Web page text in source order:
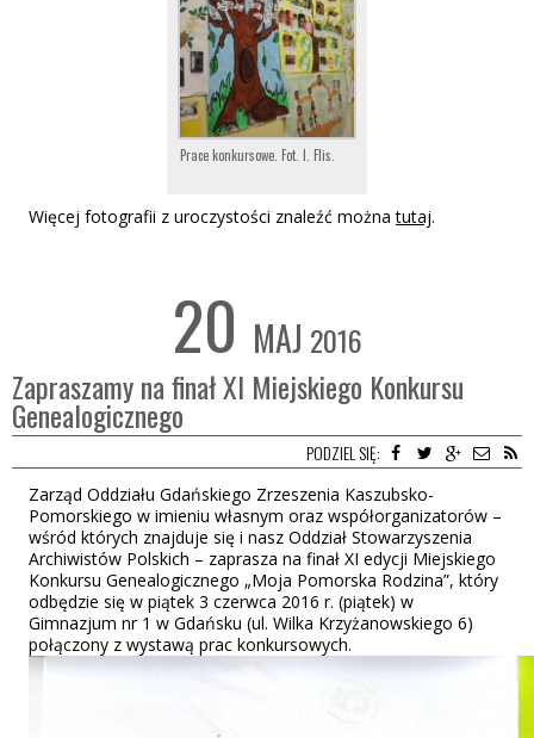
Prace konkursowe. Fot. I. Flis.
Więcej fotografii z uroczystości znaleźć możnatutaj.
20 MAJ 2016
Zapraszamy na finał XI Miejskiego Konkursu
Genealogicznego
PODZIEL SIĘ:
Zarząd Oddziału Gdańskiego Zrzeszenia Kaszubsko-
Pomorskiego w imieniu własnym oraz współorganizatorów –
wśród których znajduje się i nasz Oddział Stowarzyszenia
Archiwistów Polskich – zaprasza na finał XI edycji Miejskiego
Konkursu Genealogicznego „Moja Pomorska Rodzina”, który
odbędzie się w piątek 3 czerwca 2016 r. (piątek) w
Gimnazjum nr 1 w Gdańsku (ul. Wilka Krzyżanowskiego 6)
połączony z wystawą prac konkursowych.